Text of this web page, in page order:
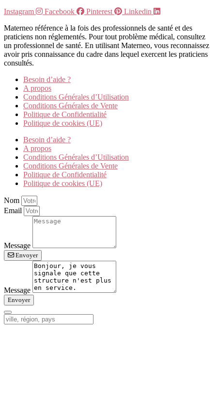
Instagram
Facebook Pinterest
Linkedin
Materneo référence à la fois des professionnels de santé et des
praticiens non réglementés. Pour tout problème médical, consultez
un professionnel de santé. En utilisant Materneo, vous reconnaissez
avoir pris connaissance du cadre dans lequel exercent les praticiens
consultés.
Besoin d’aide ?
A propos
Conditions Générales d’Utilisation
Conditions Générales de Vente
Politique de Confidentialité
Politique de cookies (UE)
Besoin d’aide ?
A propos
Conditions Générales d’Utilisation
Conditions Générales de Vente
Politique de Confidentialité
Politique de cookies (UE)
Nom
Email
Message
Envoyer
Message
Envoyer